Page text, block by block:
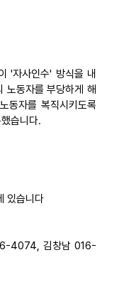
'자사인수' 방식을 내
노동자를 부당하게 해
동자를 복직시키도록
습니다.
있습니다
4074, 김창남 016-